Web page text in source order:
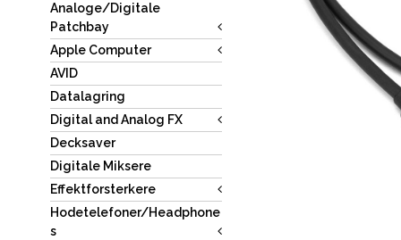
Analoge/Digitale
Patchbay
Apple Computer
AVID
Datalagring
Digital and Analog FX
Decksaver
Digitale Miksere
Effektforsterkere
Hodetelefoner/Headphone
s